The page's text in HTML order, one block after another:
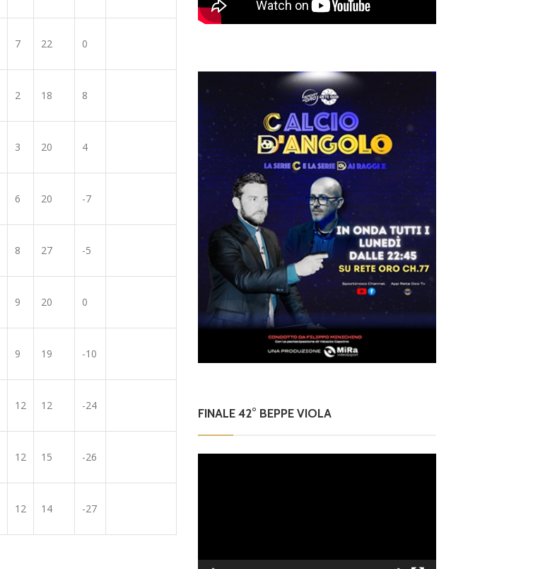
7 22 0
2 18 8
3 20 4
6 20 -7
8 27 -5
9 20 0
9 19 -10
12 12 -24
12 15 -26
12 14 -27
FINALE 42° BEPPE VIOLA